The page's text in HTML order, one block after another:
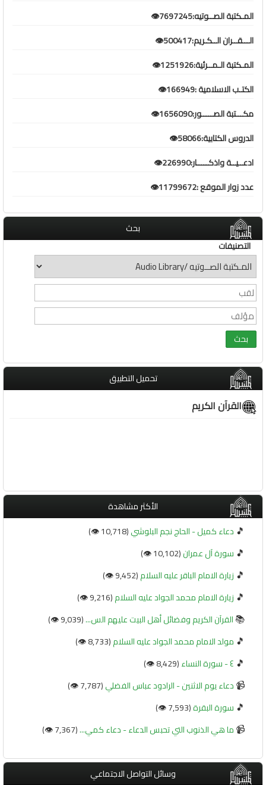
المـكتبة الصــوتيه:7697245👁️
الـــقــران الــكـريم:500417👁️
المـكتبة الـمــرئية:1251926👁️
الكتـب الاسلامية :166949👁️
مكـــتبة الصـــــور:1656090👁️
الدروس الكتابية:58066👁️
ادعــيــة واذكـــــار:226990👁️
عدد زوار الموقع :11799672👁️
بحث
التصنيفات
تحميل التطبيق
القرآن الكريم
الأكثر مشاهدة
🎵 دعاء كميل - الحاج نجم البلوشي(10,718 👁️)
🎵 سورة آل عمران(10,102 👁️)
🎵 زيارة الامام الباقر عليه السلام(9,452 👁️)
🎵 زيارة الامام محمد الجواد عليه السلام(9,216 👁️)
📚القرآن الكريم وفضائل أهل البيت عليهم الس...(9,039 👁️)
🎵 مولد الامام محمد الجواد عليه السلام(8,733 👁️)
🎵 ٤ - سورة النساء (8,429 👁️)
📹دعاء يوم الاثنين - الرادود عباس الفضلي(7,787 👁️)
🎵 سورة البقرة(7,593 👁️)
📹ما هي الذنوب التي تحبس الدعاء - دعاء كمي...(7,367 👁️)
وسائل التواصل الاجتماعي